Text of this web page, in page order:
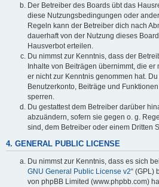
Der Betreiber des Boards übt das
diese Nutzungsbedingungen oder
Regeln kann der Betreiber dich nach
dauerhaft von der Nutzung dieses
Hausverbot erteilen.
Du nimmst zur Kenntnis, dass der
Inhalte von Beiträgen übernimmt, die er
er nicht zur Kenntnis genommen hat.
Benutzerkonto, Beiträge und
sperren.
Du gestattest dem Betreiber darüber
abzuändern, sofern sie gegen o. g.
sind, dem Betreiber oder einem Dritten
4. GENERAL PUBLIC LICENSE
Du nimmst zur Kenntnis, dass es sich
GNU General Public License v2“ (GPL)
von phpBB Limited (www.phpbb.com)